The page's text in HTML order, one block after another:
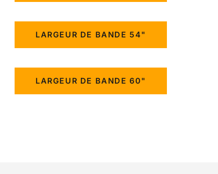
LARGEUR DE BANDE 54"
LARGEUR DE BANDE 60"